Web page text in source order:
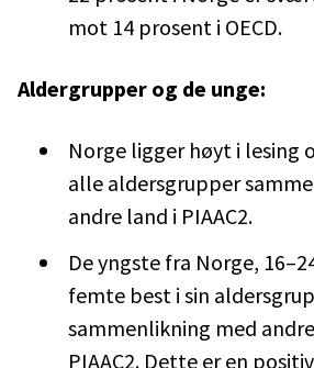
mot 14 prosent i OECD.
Aldergrupper og de unge:
Norge ligger høyt i lesing
alle aldersgrupper
andre land i PIAAC2.
De yngste fra Norge,
femte best i sin
sammenlikning med
PIAAC2. Dette er en